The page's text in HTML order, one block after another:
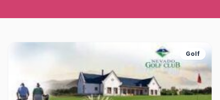
Golf